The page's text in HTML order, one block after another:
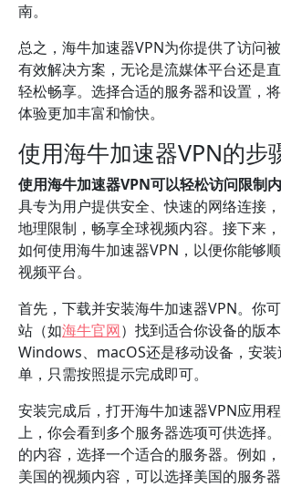
南。
总之，海牛加速器VPN为你提供了访问
有效解决方案，无论是流媒体平台还是
轻松畅享。选择合适的服务器和设置，
体验更加丰富和愉快。
使用海牛加速器VPN的步
使用海牛加速器VPN可以轻松访问限制内
具专为用户提供安全、快速的网络连接
地理限制，畅享全球视频内容。接下来
如何使用海牛加速器VPN，以便你能够
视频平台。
首先，下载并安装海牛加速器VPN。你
站（如海牛官网）找到适合你设备的版
Windows、macOS还是移动设备，安
单，只需按照提示完成即可。
安装完成后，打开海牛加速器VPN应用
上，你会看到多个服务器选项可供选择
的内容，选择一个适合的服务器。例如
美国的视频内容，可以选择美国的服务器